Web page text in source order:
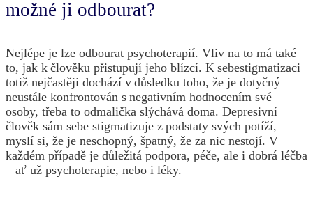
možné ji odbourat?
Nejlépe je lze odbourat psychoterapií. Vliv na to má také
to, jak k člověku přistupují jeho blízcí. K sebestigmatizaci
totiž nejčastěji dochází v důsledku toho, že je dotyčný
neustále konfrontován s negativním hodnocením své
osoby, třeba to odmalička slýchává doma. Depresivní
člověk sám sebe stigmatizuje z podstaty svých potíží,
myslí si, že je neschopný, špatný, že za nic nestojí. V
každém případě je důležitá podpora, péče, ale i dobrá léčba
– ať už psychoterapie, nebo i léky.